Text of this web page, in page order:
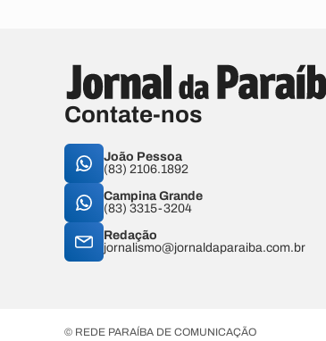
Contate-nos
João Pessoa
(83) 2106.1892
Campina Grande
(83) 3315-3204
Redação
jornalismo@jornaldaparaiba.com.br
© REDE PARAÍBA DE COMUNICAÇÃO